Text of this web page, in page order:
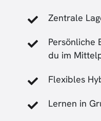
Zentrale
Persönliche
du im
Flexibles
Lernen in